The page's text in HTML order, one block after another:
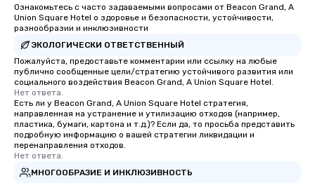
Ознакомьтесь с часто задаваемыми вопросами от Beacon Grand, A
Union Square Hotel о здоровье и безопасности, устойчивости,
разнообразии и инклюзивности
ЭКОЛОГИЧЕСКИ ОТВЕТСТВЕННЫЙ
Пожалуйста, предоставьте комментарии или ссылку на любые
публично сообщенные цели/стратегию устойчивого развития или
социального воздействия Beacon Grand, A Union Square Hotel.
Нет ответа.
Есть ли у Beacon Grand, A Union Square Hotel стратегия,
направленная на устранение и утилизацию отходов (например,
пластика, бумаги, картона и т.д.)? Если да, то просьба представить
подробную информацию о вашей стратегии ликвидации и
перенаправления отходов.
Нет ответа.
МНОГООБРАЗИЕ И ИНКЛЮЗИВНОСТЬ